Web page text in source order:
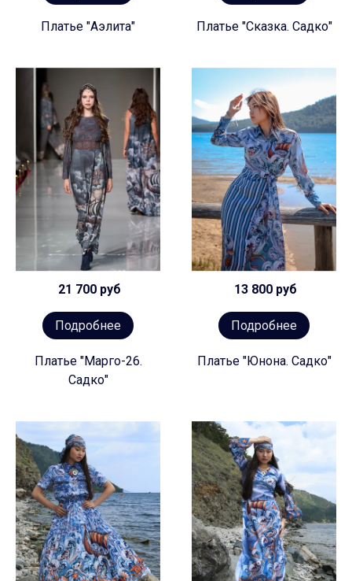
Платье "Аэлита" Платье "Сказка. Садко"
21 700 руб
Подробнее
Платье "Марго-26.
Садко"
13 800 руб
Подробнее
Платье "Юнона. Садко"